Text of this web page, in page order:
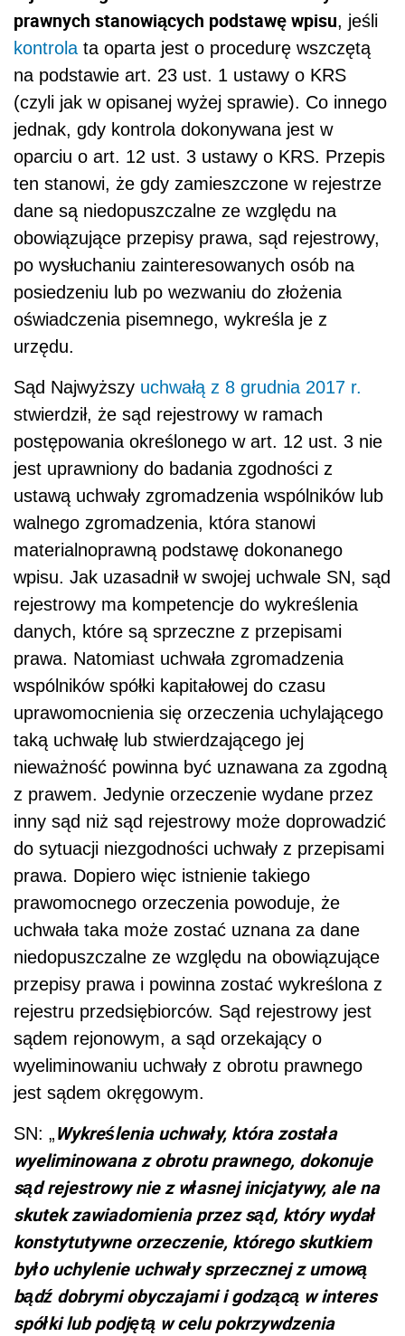
prawnych stanowiących podstawę wpisu, jeśli
kontrola ta oparta jest o procedurę wszczętą
na podstawie art. 23 ust. 1 ustawy o KRS
(czyli jak w opisanej wyżej sprawie). Co innego
jednak, gdy kontrola dokonywana jest w
oparciu o art. 12 ust. 3 ustawy o KRS. Przepis
ten stanowi, że gdy zamieszczone w rejestrze
dane są niedopuszczalne ze względu na
obowiązujące przepisy prawa, sąd rejestrowy,
po wysłuchaniu zainteresowanych osób na
posiedzeniu lub po wezwaniu do złożenia
oświadczenia pisemnego, wykreśla je z
urzędu.
Sąd Najwyższy uchwałą z 8 grudnia 2017 r.
stwierdził, że sąd rejestrowy w ramach
postępowania określonego w art. 12 ust. 3 nie
jest uprawniony do badania zgodności z
ustawą uchwały zgromadzenia wspólników lub
walnego zgromadzenia, która stanowi
materialnoprawną podstawę dokonanego
wpisu. Jak uzasadnił w swojej uchwale SN, sąd
rejestrowy ma kompetencje do wykreślenia
danych, które są sprzeczne z przepisami
prawa. Natomiast uchwała zgromadzenia
wspólników spółki kapitałowej do czasu
uprawomocnienia się orzeczenia uchylającego
taką uchwałę lub stwierdzającego jej
nieważność powinna być uznawana za zgodną
z prawem. Jedynie orzeczenie wydane przez
inny sąd niż sąd rejestrowy może doprowadzić
do sytuacji niezgodności uchwały z przepisami
prawa. Dopiero więc istnienie takiego
prawomocnego orzeczenia powoduje, że
uchwała taka może zostać uznana za dane
niedopuszczalne ze względu na obowiązujące
przepisy prawa i powinna zostać wykreślona z
rejestru przedsiębiorców. Sąd rejestrowy jest
sądem rejonowym, a sąd orzekający o
wyeliminowaniu uchwały z obrotu prawnego
jest sądem okręgowym.
SN: „Wykreślenia uchwały, która została
wyeliminowana z obrotu prawnego, dokonuje
sąd rejestrowy nie z własnej inicjatywy, ale na
skutekzawiadomienia przez sąd, który wydał
konstytutywne orzeczenie, którego skutkiem
było uchylenie uchwały sprzecznej z umową
bądź dobrymi obyczajami i godzącą w interes
spółki lub podjętą w celu pokrzywdzenia